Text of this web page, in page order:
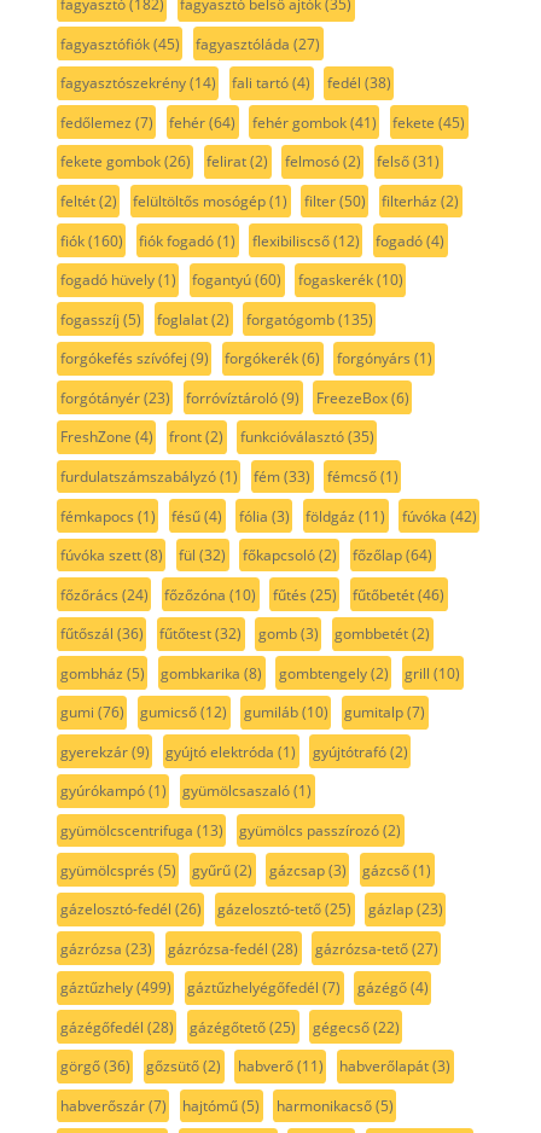
fagyasztó(182) fagyasztó belső ajtók(35)
fagyasztófiók(45) fagyasztóláda (27)
fagyasztószekrény(14) fali tartó(4) fedél (38)
fedőlemez (7) fehér(64) fehér gombok(41) fekete (45)
fekete gombok(26) felirat(2) felmosó(2) felső(31)
feltét(2) felültöltős mosógép(1) filter(50) filterház (2)
fiók(160) fiók fogadó(1) flexibiliscső(12) fogadó(4)
fogadó hüvely(1) fogantyú(60) fogaskerék(10)
fogasszíj (5) foglalat(2) forgatógomb(135)
forgókefés szívófej (9) forgókerék(6) forgónyárs (1)
forgótányér(23) forróvíztároló(9) FreezeBox(6)
FreshZone (4) front(2) funkcióválasztó(35)
furdulatszámszabályzó(1) fém(33) fémcső(1)
fémkapocs (1) fésű(4) fólia (3) földgáz (11) fúvóka (42)
fúvóka szett(8) fül (32) főkapcsoló(2) főzőlap(64)
főzőrács (24) főzőzóna (10) fűtés (25) fűtőbetét(46)
fűtőszál (36) fűtőtest(32) gomb(3) gombbetét(2)
gombház (5) gombkarika (8) gombtengely(2) grill (10)
gumi (76) gumicső(12) gumiláb(10) gumitalp(7)
gyerekzár(9) gyújtó elektróda (1) gyújtótrafó(2)
gyúrókampó(1) gyümölcsaszaló(1)
gyümölcscentrifuga (13) gyümölcs passzírozó(2)
gyümölcsprés (5) gyűrű(2) gázcsap(3) gázcső(1)
gázelosztó-fedél (26) gázelosztó-tető(25) gázlap(23)
gázrózsa (23) gázrózsa-fedél (28) gázrózsa-tető(27)
gáztűzhely(499) gáztűzhelyégőfedél (7) gázégő(4)
gázégőfedél (28) gázégőtető(25) gégecső(22)
görgő(36) gőzsütő(2) habverő(11) habverőlapát(3)
habverőszár(7) hajtómű(5) harmonikacső(5)